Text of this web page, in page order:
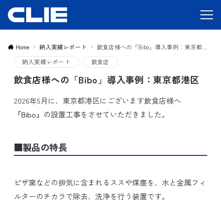
Home 納入実績レポート
飲食店様への「Bibo」導入事例：東京都港区
納入実績レポート
飲食店
飲食店様への「Bibo」導入事例：東京都港区
2026年5月に、東京都港区にございます飲食店様へ
『Bibo 』の設置工事をさせていただきました。
■製品の特長
ピザ窯などの排気に含まれるススや煤塵を、水と金属フィ
ルターのチカラで除去、洗浄を行う装置です。